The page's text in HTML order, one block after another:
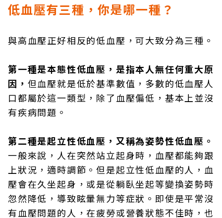
低血壓有三種，你是哪一種？
與高血壓正好相反的低血壓，可大致分為三種。
第一種是本態性低血壓，是指本人無任何重大原
因， 但血壓就是低於基準數值，多數的低血壓人
口都屬於這一類型，除了血壓偏低，基本上並沒
有疾病問題。
第二種是起立性低血壓，又稱為姿勢性低血壓。
一般來說，人在突然站立起身時，血壓都能夠跟
上狀況，適時調節。但是起立性低血壓的人，血
壓會在久坐起身，或是從躺臥坐起等變換姿勢時
忽然降低，導致眩暈無力等症狀。即使是平常沒
有血壓問題的人，在疲勞或營養狀態不佳時，也